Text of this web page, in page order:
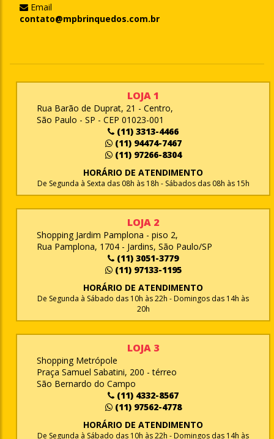
Email
contato@mpbrinquedos.com.br
LOJA 1
Rua Barão de Duprat, 21 - Centro,
São Paulo - SP - CEP 01023-001
(11) 3313-4466
(11) 94474-7467
(11) 97266-8304
HORÁRIO DE ATENDIMENTO
De Segunda à Sexta das 08h às 18h - Sábados das 08h às 15h
LOJA 2
Shopping Jardim Pamplona - piso 2,
Rua Pamplona, 1704 - Jardins, São Paulo/SP
(11) 3051-3779
(11) 97133-1195
HORÁRIO DE ATENDIMENTO
De Segunda à Sábado das 10h às 22h - Domingos das 14h às
20h
LOJA 3
Shopping Metrópole
Praça Samuel Sabatini, 200 - térreo
São Bernardo do Campo
(11) 4332-8567
(11) 97562-4778
HORÁRIO DE ATENDIMENTO
De Segunda à Sábado das 10h às 22h - Domingos das 14h às